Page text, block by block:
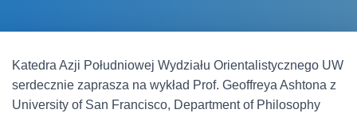
A
C
Katedra Azji Południowej Wydziału Orientalistycznego UW
serdecznie zaprasza na wykład Prof. Geoffreya Ashtona z
University of San Francisco, Department of Philosophy